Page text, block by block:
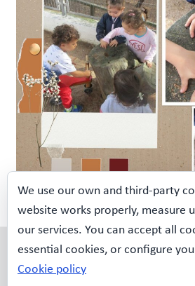
Escola Bressol Municipal
Carrer Lope de Vega, 9,
We use our own and third-party
website works properly, measure
our services. You can accept all
essential cookies, or configure
Cookie policy